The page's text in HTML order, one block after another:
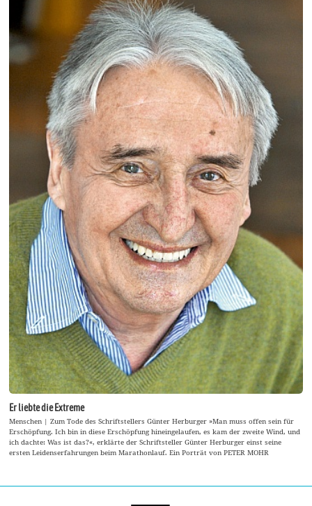
Er liebte die Extreme
Menschen | Zum Tode des Schriftstellers Günter Herburger »Man muss offen sein für
Erschöpfung. Ich bin in diese Erschöpfung hineingelaufen, es kam der zweite Wind, und
ich dachte: Was ist das?«, erklärte der Schriftsteller Günter Herburger einst seine
ersten Leidenserfahrungen beim Marathonlauf. Ein Porträt von PETER MOHR